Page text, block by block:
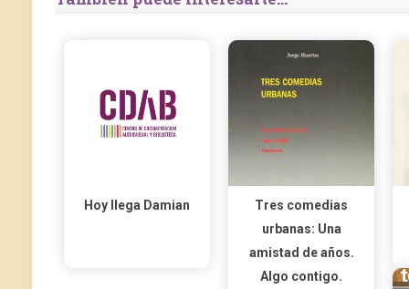
Hoy llega Damian
Tres comedias
urbanas: Una
amistad de años.
Algo contigo.